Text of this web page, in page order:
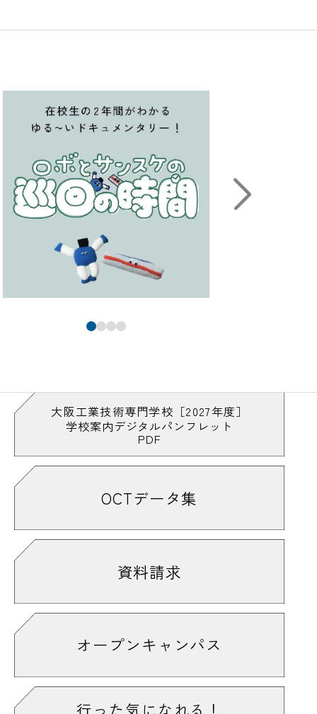
大阪工業技術専門学校［2027年度］
学校案内デジタルパンフレット
PDF
OCTデータ集
資料請求
オープンキャンパス